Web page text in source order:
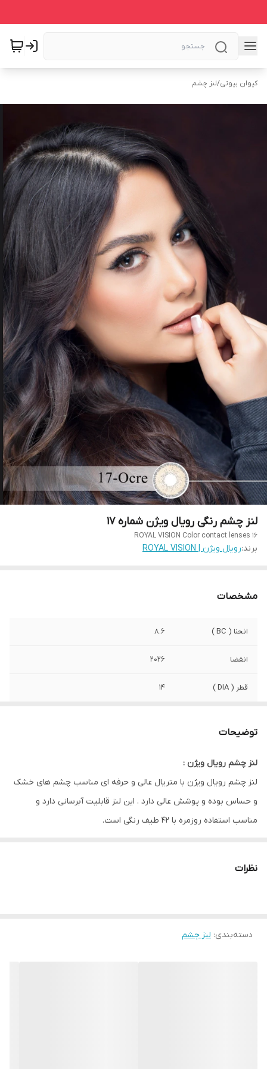
کیوان بیوتی/لنز چشم
لنز چشم رنگی رویال ویژن شماره 17
ROYAL VISION Color contact lenses 16
برند:رویال ویژن | ROYAL VISION
مشخصات
انحنا ( BC ) 8.6
انقضا 2026
قطر ( DIA ) 14
کشور سازنده
ویژگی
مناسب استفاده روزانه . مناسب چشم های
پوشش عالی
توضیحات
لنز چشم رویال ویژن :
لنز چشم رویال ویژن با متریال عالی و حرفه ای مناسب چشم های خشک
و حساس بوده و پوشش عالی دارد . این لنز قابلیت آبرسانی دارد و
مناسب استفاده روزمره با 42 طیف رنگی است.
نظرات
دسته‌بندی: لنز چشم